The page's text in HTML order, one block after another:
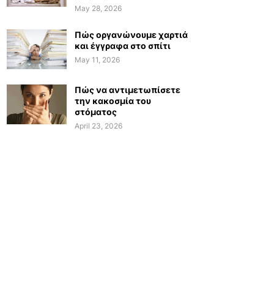
May 28, 2026
Πώς οργανώνουμε χαρτιά
και έγγραφα στο σπίτι
May 11, 2026
Πώς να αντιμετωπίσετε
την κακοσμία του
στόματος
April 23, 2026